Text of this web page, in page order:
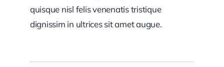
quisque nisl felis venenatis tristique
dignissim in ultrices sit amet augue.